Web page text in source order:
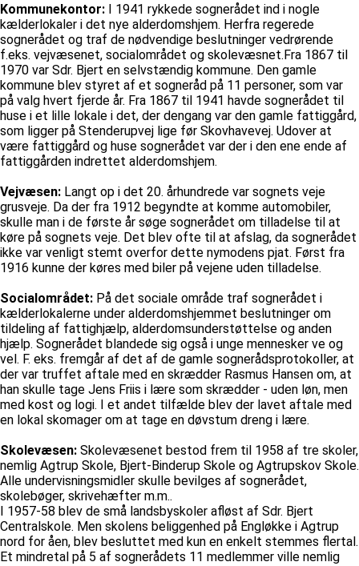
Kommunekontor: I 1941 rykkede sognerådet ind i nogle
kælderlokaler i det nye alderdomshjem. Herfra regerede
sognerådet og traf de nødvendige beslutninger vedrørende
f.eks. vejvæsenet, socialområdet og skolevæsnet.Fra 1867 til
1970 var Sdr. Bjert en selvstændig kommune. Den gamle
kommune blev styret af et sogneråd på 11 personer, som var
på valg hvert fjerde år. Fra 1867 til 1941 havde sognerådet til
huse i et lille lokale i det, der dengang var den gamle fattiggård,
som ligger på Stenderupvej lige før Skovhavevej. Udover at
være fattiggård og huse sognerådet var der i den ene ende af
fattiggården indrettet alderdomshjem.
Vejvæsen: Langt op i det 20. århundrede var sognets veje
grusveje. Da der fra 1912 begyndte at komme automobiler,
skulle man i de første år søge sognerådet om tilladelse til at
køre på sognets veje. Det blev ofte til at afslag, da sognerådet
ikke var venligt stemt overfor dette nymodens pjat. Først fra
1916 kunne der køres med biler på vejene uden tilladelse.
Socialområdet: På det sociale område traf sognerådet i
kælderlokalerne under alderdomshjemmet beslutninger om
tildeling af fattighjælp, alderdomsunderstøttelse og anden
hjælp. Sognerådet blandede sig også i unge mennesker ve og
vel. F. eks. fremgår af det af de gamle sognerådsprotokoller, at
der var truffet aftale med en skrædder Rasmus Hansen om, at
han skulle tage Jens Friis i lære som skrædder - uden løn, men
med kost og logi. I et andet tilfælde blev der lavet aftale med
en lokal skomager om at tage en døvstum dreng i lære.
Skolevæsen: Skolevæsenet bestod frem til 1958 af tre skoler,
nemlig Agtrup Skole, Bjert-Binderup Skole og Agtrupskov Skole.
Alle undervisningsmidler skulle bevilges af sognerådet,
skolebøger, skrivehæfter m.m..
I 1957-58 blev de små landsbyskoler afløst af Sdr. Bjert
Centralskole. Men skolens beliggenhed på Engløkke i Agtrup
nord for åen, blev besluttet med kun en enkelt stemmes flertal.
Et mindretal på 5 af sognerådets 11 medlemmer ville nemlig